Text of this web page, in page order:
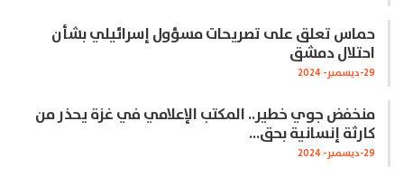
حماس تعلق على تصريحات مسؤول إسرائيلي بشأن
احتلال دمشق
29-ديسمبر- 2024
منخفض جوي خطير.. المكتب الإعلامي في غزة يحذر من
كارثة إنسانية بحق…
29-ديسمبر- 2024